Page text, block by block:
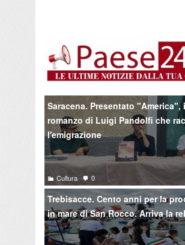
Saracena. Presentato "America",
romanzo di Luigi Pandolfi che
l'emigrazione
Cultura 0
Trebisacce. Cento anni per la
in mare di San Rocco. Arriva la